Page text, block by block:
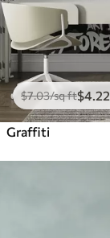
$7.03/sq ft$4.22
Graffiti